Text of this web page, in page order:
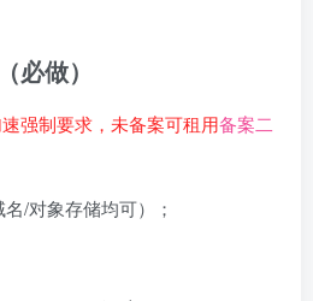
必做）
强制要求，未备案可租用备案二
/对象存储均可）；